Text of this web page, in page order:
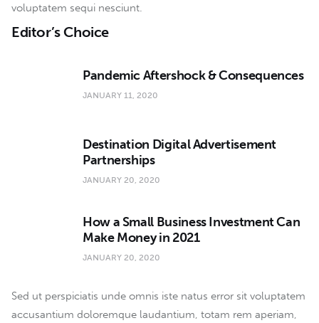
voluptatem sequi nesciunt.
Editor’s Choice
Pandemic Aftershock & Consequences
JANUARY 11, 2020
Destination Digital Advertisement
Partnerships
JANUARY 20, 2020
How a Small Business Investment Can
Make Money in 2021
JANUARY 20, 2020
Sed ut perspiciatis unde omnis iste natus error sit voluptatem
accusantium doloremque laudantium, totam rem aperiam,